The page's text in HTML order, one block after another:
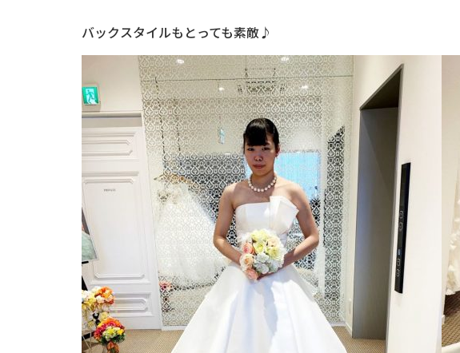
バックスタイルもとっても素敵♪